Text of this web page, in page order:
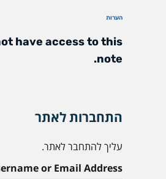
הערות
have access to this
note.
התחברות לאתר
עליך להתחבר לאתר.
or Email Address: